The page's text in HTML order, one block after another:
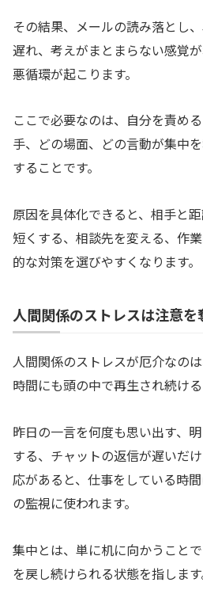
その結果、メールの読み落とし
遅れ、考えがまとまらない感覚
悪循環が起こります。
ここで必要なのは、自分を責め
手、どの場面、どの言動が集中
することです。
原因を具体化できると、相手と
短くする、相談先を変える、作
的な対策を選びやすくなります。
人間関係のストレスは注意を
人間関係のストレスが厄介なの
時間にも頭の中で再生され続ける
昨日の一言を何度も思い出す、
する、チャットの返信が遅いだ
応があると、仕事をしている時
の監視に使われます。
集中とは、単に机に向かうこと
を戻し続けられる状態を指します